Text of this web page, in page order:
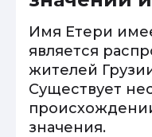
Имя Етери
является
жителей
Существует
значения.